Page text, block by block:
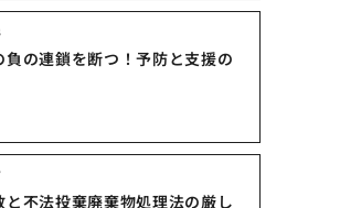
負の連鎖を断つ！予防と支援の
と不法投棄廃棄物処理法の厳し